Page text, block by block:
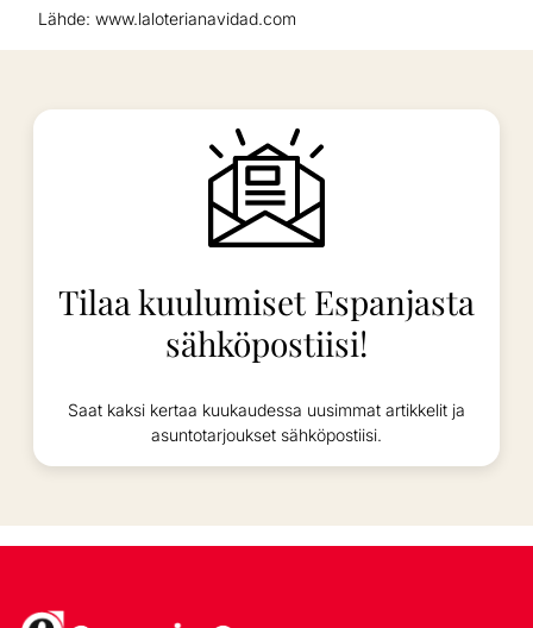
Lähde: www.laloterianavidad.com
Tilaa kuulumiset Espanjasta
sähköpostiisi!
Saat kaksi kertaa kuukaudessa uusimmat artikkelit ja
asuntotarjoukset sähköpostiisi.